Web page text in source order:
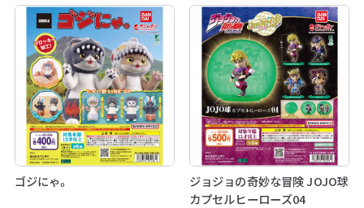
ゴジにゃ。
ジョジョの奇妙な冒険 JOJO球
カプセルヒーローズ04